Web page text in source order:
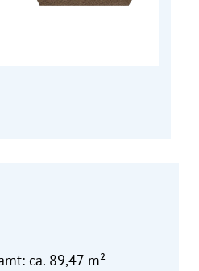
ca. 89,47 m²